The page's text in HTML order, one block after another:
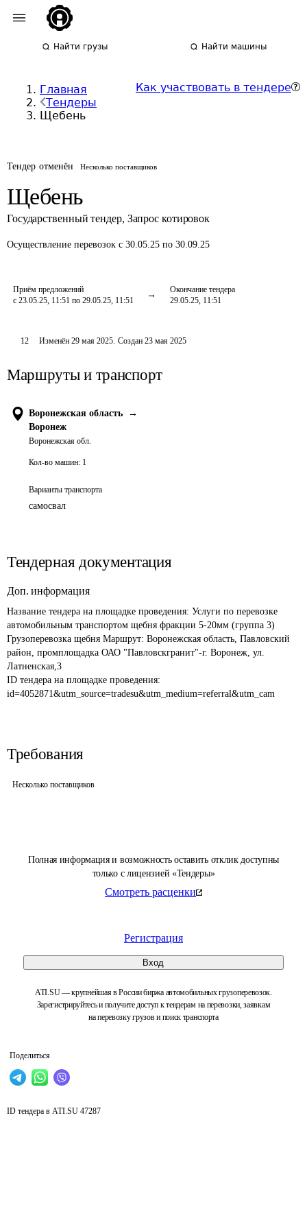
Найти грузы Найти машины
Главная
Тендеры
Щебень
Как участвовать в тендере
Тендер отменён Несколько поставщиков
Щебень
Государственный тендер, Запрос котировок
Осуществление перевозок с 30.05.25 по 30.09.25
Приём предложений
с 23.05.25, 11:51 по 29.05.25, 11:51
Окончание тендера
29.05.25, 11:51
Полная информация и возможность оставить отклик доступны
только с лицензией «Тендеры»
Смотреть расценки
Регистрация
Вход
ATI.SU — крупнейшая в России биржа автомобильных грузоперевозок.
Зарегистрируйтесь и получите доступ к тендерам на перевозки, заявкам
на перевозку грузов и поиск транспорта
Поделиться
12 Изменён29 мая 2025. Создан 23 мая 2025
Маршруты и транспорт
Воронежская область
→
Воронеж
Воронежская обл.
Кол-во машин: 1
Варианты транспорта
самосвал
Тендерная документация
Доп. информация
Название тендера на площадке проведения: Услуги по перевозке
автомобильным транспортом щебня фракции 5-20мм (группа 3)
Грузоперевозка щебня Маршрут: Воронежская область, Павловский
район, промплощадка ОАО "Павловскгранит"-г. Воронеж, ул.
Латненская,3
ID тендера на площадке проведения:
id=4052871&utm_source=tradesu&utm_medium=referral&utm_cam
Требования
Несколько поставщиков
ID тендера в ATI.SU 47287